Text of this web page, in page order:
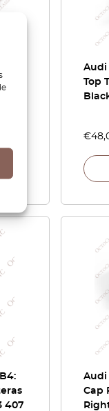
de
Audi
Top
€
407
Audi
Cap